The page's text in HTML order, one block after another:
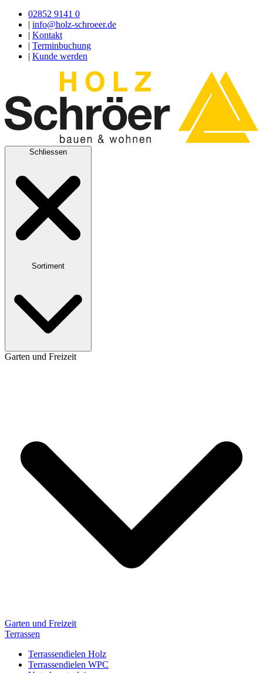
02852 9141 0
info@holz-schroeer.de
Kontakt
Terminbuchung
Kunde werden
Schliessen
Sortiment
Garten und Freizeit
Garten und Freizeit
Terrassen
Terrassendielen Holz
Terrassendielen WPC